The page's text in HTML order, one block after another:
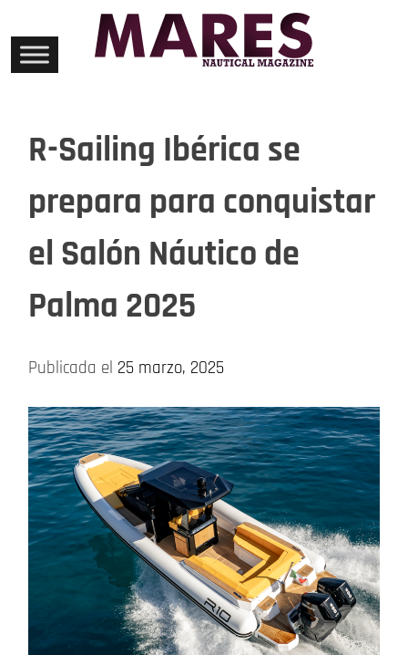
content
R-Sailing Ibérica se
prepara para conquistar
el Salón Náutico de
Palma 2025
Publicada el 25 marzo, 2025